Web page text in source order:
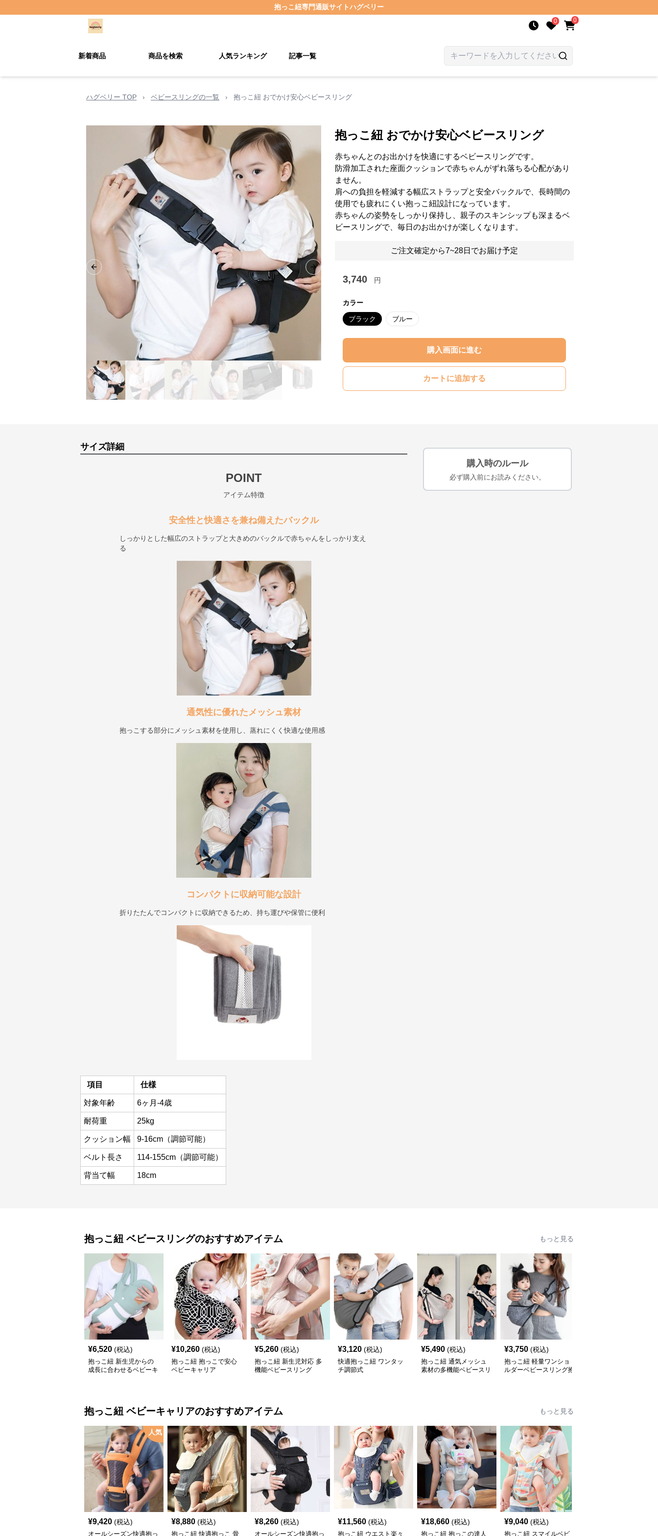
抱っこ紐専門通販サイトハグベリー
0 0
新着商品 商品を検索 人気ランキング 記事一覧
ハグベリー TOP › ベビースリングの一覧 › 抱っこ紐 おでかけ安心ベビースリング
Previous slide Next slide
抱っこ紐 おでかけ安心ベビースリング
赤ちゃんとのお出かけを快適にするベビースリングです。
防滑加工された座面クッションで赤ちゃんがずれ落ちる心配があり
ません。
肩への負担を軽減する幅広ストラップと安全バックルで、長時間の
使用でも疲れにくい抱っこ紐設計になっています。
赤ちゃんの姿勢をしっかり保持し、親子のスキンシップも深まるベ
ビースリングで、毎日のお出かけが楽しくなります。
ご注文確定から7~28日でお届け予定
3,740 円
カラー
ブラック ブルー
購入画面に進む
カートに追加する
サイズ詳細
POINT
アイテム特徴
安全性と快適さを兼ね備えたバックル
しっかりとした幅広のストラップと大きめのバックルで赤ちゃんをしっかり支え
る
通気性に優れたメッシュ素材
抱っこする部分にメッシュ素材を使用し、蒸れにくく快適な使用感
コンパクトに収納可能な設計
折りたたんでコンパクトに収納できるため、持ち運びや保管に便利
項目 仕様
対象年齢 6ヶ月-4歳
耐荷重 25kg
クッション幅 9-16cm（調節可能）
ベルト長さ 114-155cm（調節可能）
背当て幅 18cm
購入時のルール
必ず購入前にお読みください。
抱っこ紐 ベビースリングのおすすめアイテム もっと見る
¥6,520 (税込)
抱っこ紐 新生児からの
成長に合わせるベビーキ
¥10,260 (税込)
抱っこ紐 抱っこで安心
ベビーキャリア
¥5,260 (税込)
抱っこ紐 新生児対応 多
機能ベビースリング
¥3,120 (税込)
快適抱っこ紐 ワンタッ
チ調節式
¥5,490 (税込)
抱っこ紐 通気メッシュ
素材の多機能ベビースリ
¥3,750 (税込)
抱っこ紐 軽量ワンショ
ルダーベビースリング抱
抱っこ紐 ベビーキャリアのおすすめアイテム もっと見る
人気
¥9,420 (税込)
オールシーズン快適抱っ
¥8,880 (税込)
抱っこ紐 快適抱っこ 骨
¥8,260 (税込)
オールシーズン快適抱っ
¥11,560 (税込)
抱っこ紐 ウエスト楽々
¥18,660 (税込)
抱っこ紐 抱っこの達人
¥9,040 (税込)
抱っこ紐 スマイルベビ